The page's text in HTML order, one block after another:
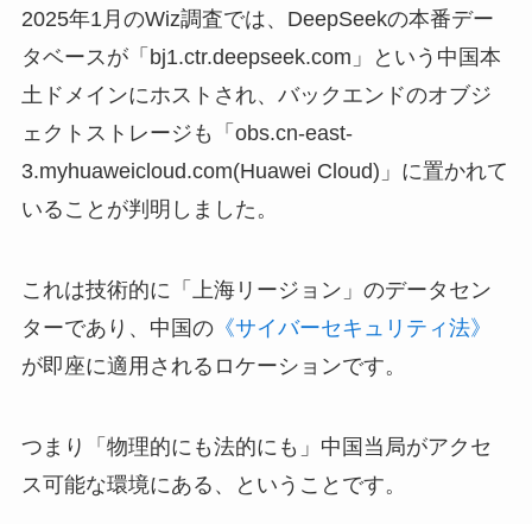
2025年1月のWiz調査では、DeepSeekの本番デー
タベースが「bj1.ctr.deepseek.com」という中国本
土ドメインにホストされ、バックエンドのオブジ
ェクトストレージも「obs.cn-east-
3.myhuaweicloud.com(Huawei Cloud)」に置かれて
いることが判明しました。
これは技術的に「上海リージョン」のデータセン
ターであり、中国の《サイバーセキュリティ法》
が即座に適用されるロケーションです。
つまり「物理的にも法的にも」中国当局がアクセ
ス可能な環境にある、ということです。